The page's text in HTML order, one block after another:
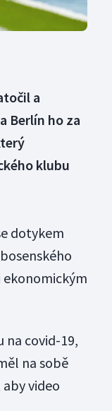
a
Berlín ho za
klubu
dotykem
ekonomickým
na covid-19,
na sobě
video